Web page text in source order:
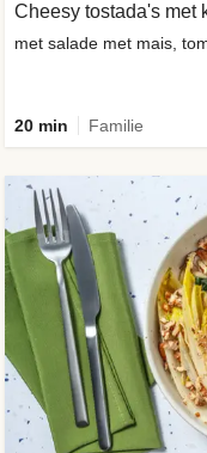
Cheesy tostada's met
met salade met mais,
20 min Familie